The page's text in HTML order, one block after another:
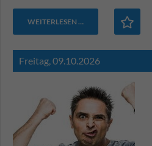
WEITERLESEN …
Freitag,09.10.2026